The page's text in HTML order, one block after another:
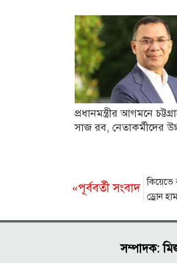
প্রধানমন্ত্রীর আগমনে
সাজ রব, নেতাকর্মীদের
«পূর্ববর্তী সংবাদ কিয়েভে
ড্রোন
সম্পাদক: